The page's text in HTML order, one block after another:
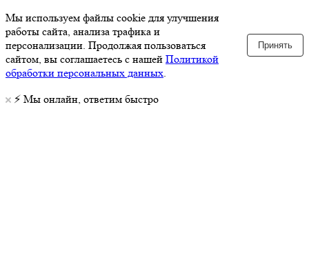
Мы используем файлы cookie для улучшения
работы сайта, анализа трафика и
персонализации. Продолжая пользоваться
сайтом, вы соглашаетесь с нашей Политикой
обработки персональных данных.
Принять
⚡️ Мы онлайн, ответим быстро